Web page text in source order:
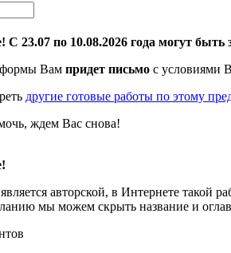
23.07 по 10.08.2026 года могут
формы Вам придет письмо с условиями
другие готовые работы по этому
ждем Вас снова!
авторской, в Интернете такой
мы можем скрыть название и